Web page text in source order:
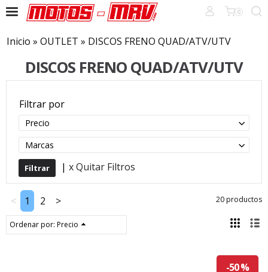
0
Inicio » OUTLET » DISCOS FRENO QUAD/ATV/UTV
DISCOS FRENO QUAD/ATV/UTV
Filtrar por
Precio
Marcas
| x Quitar Filtros
< 1 2 > 20 productos
Ordenar por: Precio
-50 %